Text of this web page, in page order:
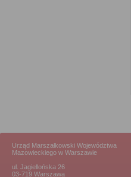
Urząd Marszałkowski Województwa
Mazowieckiego w Warszawie
ul. Jagiellońska 26
03-719 Warszawa